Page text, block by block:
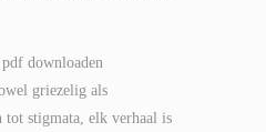
downloaden
griezelig als
tot stigmata, elk verhaal is